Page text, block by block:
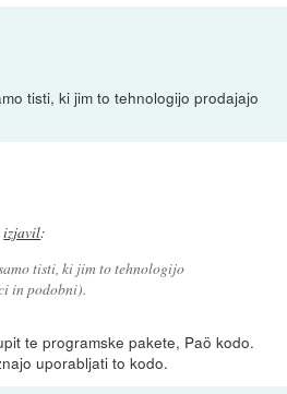
tisti, ki jim to tehnologijo prodajajo
izjavil:
tisti, ki jim to tehnologijo
in podobni).
te programske pakete, Paö kodo.
uporabljati to kodo.